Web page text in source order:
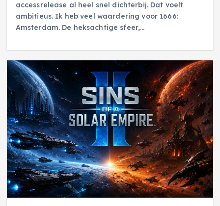
accessrelease al heel snel dichterbij. Dat voelt
ambitieus. Ik heb veel waardering voor 1666:
Amsterdam. De heksachtige sfeer,…